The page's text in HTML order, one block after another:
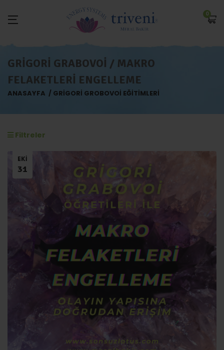
0
GRIGORI GRABOVOI / MAKRO
FELAKETLERI ENGELLEME
ANASAYFA GRIGORI GROBOVOI EĞITIMLERI
Filtreler
EKI
31